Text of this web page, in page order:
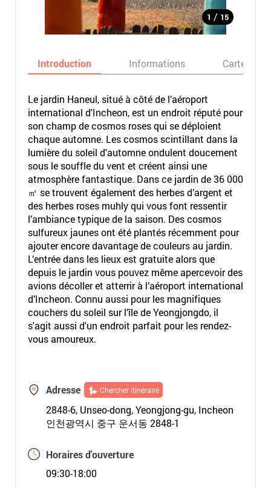
1 / 15
Introduction Informations Carte
Le jardin Haneul, situé à côté de l’aéroport
international d'Incheon, est un endroit réputé pour
son champ de cosmos roses qui se déploient
chaque automne. Les cosmos scintillant dans la
lumière du soleil d'automne ondulent doucement
sous le souffle du vent et créent ainsi une
atmosphère fantastique. Dans ce jardin de 36 000
㎡ se trouvent également des herbes d’argent et
des herbes roses muhly qui vous font ressentir
l’ambiance typique de la saison. Des cosmos
sulfureux jaunes ont été plantés récemment pour
ajouter encore davantage de couleurs au jardin.
L’entrée dans les lieux est gratuite alors que
depuis le jardin vous pouvez même apercevoir des
avions décoller et atterrir à l’aéroport international
d’Incheon. Connu aussi pour les magnifiques
couchers du soleil sur l’île de Yeongjongdo, il
s'agit aussi d'un endroit parfait pour les rendez-
vous amoureux.
Adresse Chercher itinéraire
2848-6, Unseo-dong, Yeongjong-gu, Incheon
인천광역시 중구 운서동 2848-1
Horaires d'ouverture
09:30-18:00